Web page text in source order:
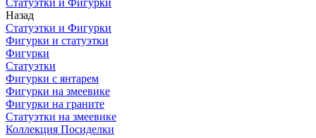
Статуэтки и Фигурки
Назад
Статуэтки и Фигурки
Фигурки и статуэтки
Фигурки
Статуэтки
Фигурки с янтарем
Фигурки на змеевике
Фигурки на граните
Статуэтки на змеевике
Коллекция Посиделки